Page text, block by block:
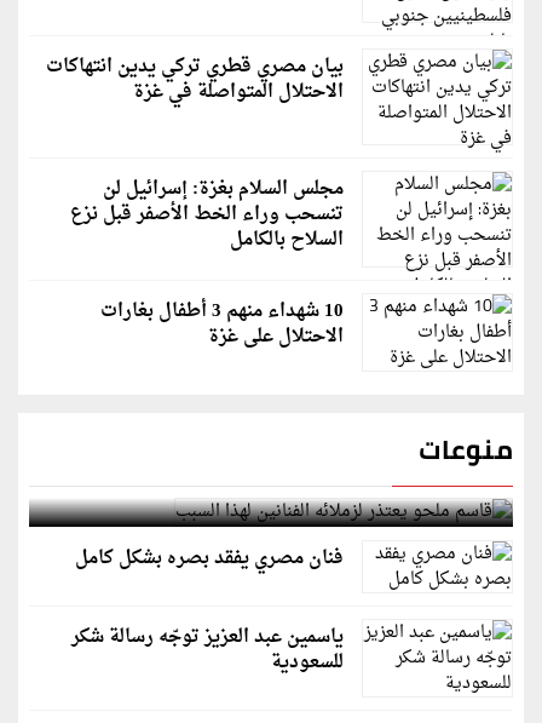
بيان مصري قطري تركي يدين انتهاكات
الاحتلال المتواصلة في غزة
مجلس السلام بغزة: إسرائيل لن
تنسحب وراء الخط الأصفر قبل نزع
السلاح بالكامل
10 شهداء منهم 3 أطفال بغارات
الاحتلال على غزة
منوعات
قاسم ملحو يعتذر لزملائه الفنانين لهذا السبب
فنان مصري يفقد بصره بشكل كامل
ياسمين عبد العزيز توجّه رسالة شكر
للسعودية